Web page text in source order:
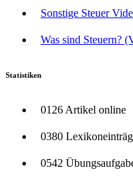
Sonstige Steuer
Was sind Steuern?
Statistiken
0126 Artikel online
0380
0542